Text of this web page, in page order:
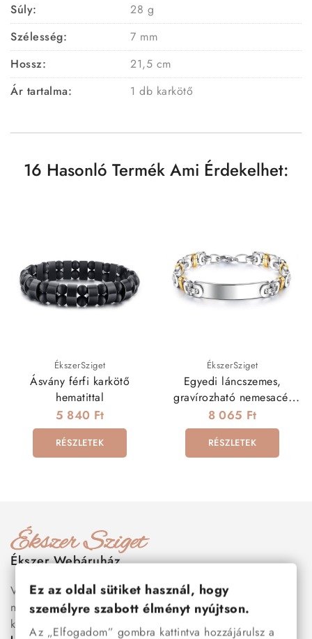
Súly:
28 g
Szélesség:
7 mm
Hossz:
21,5 cm
Ár tartalma:
1 db karkötő
16 Hasonló Termék Ami Érdekelhet:
ÉkszerSziget
Ásvány férfi karkötő
hematittal
5 840 Ft
RÉSZLETEK
ÉkszerSziget
Egyedi láncszemes,
gravírozható nemesacél
karkötő férfiaknak
8 065 Ft
RÉSZLETEK
Ékszer Webáruház
Válogass több száz prémium minőségű, stílusos és tartós
nemesacél ékszer és orvosi fém ékszer közül, amelyek
között megtalálhatók a legnépszerűbb darabok is:
Ez az oldal sütiket használ, hogy
személyre szabott élményt nyújtson.
Az „Elfogadom” gombra kattintva hozzájárulsz a